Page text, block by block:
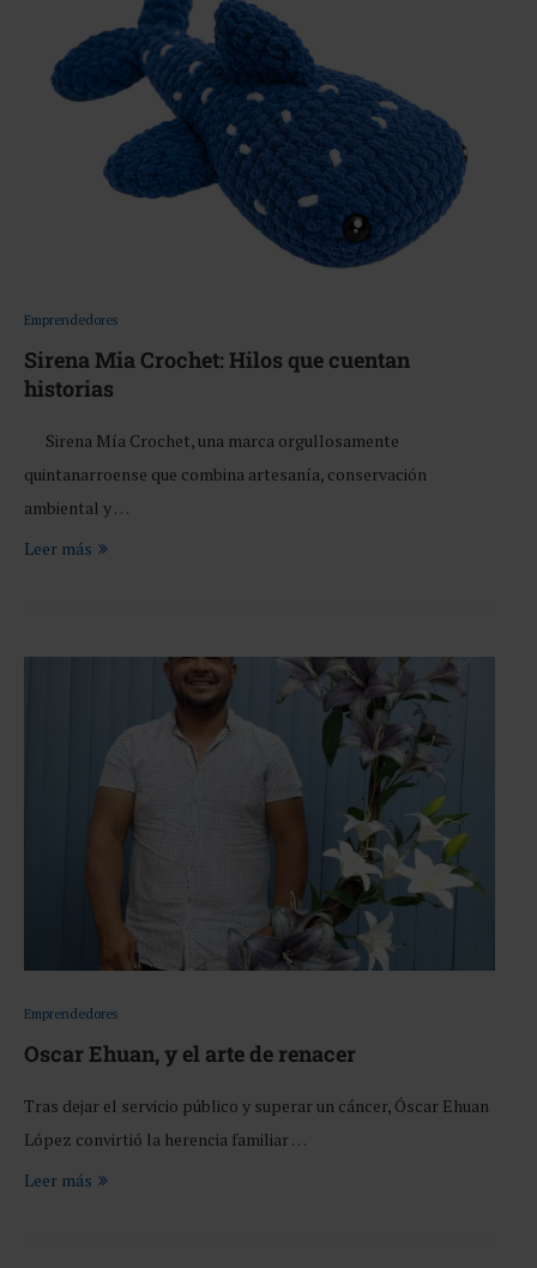
Emprendedores
Sirena Mia Crochet: Hilos que cuentan
historias
Sirena Mía Crochet, una marca orgullosamente
quintanarroense que combina artesanía, conservación
ambiental y …
Leer más
Emprendedores
Oscar Ehuan, y el arte de renacer
Tras dejar el servicio público y superar un cáncer, Óscar Ehuan
López convirtió la herencia familiar …
Leer más